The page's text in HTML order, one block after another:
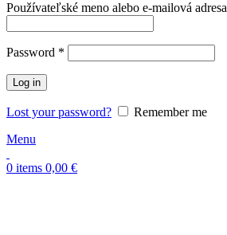
Používateľské meno alebo e-mailová adresa
Password *
Log in
Lost your password?
Remember me
Menu
0 items 0,00 €